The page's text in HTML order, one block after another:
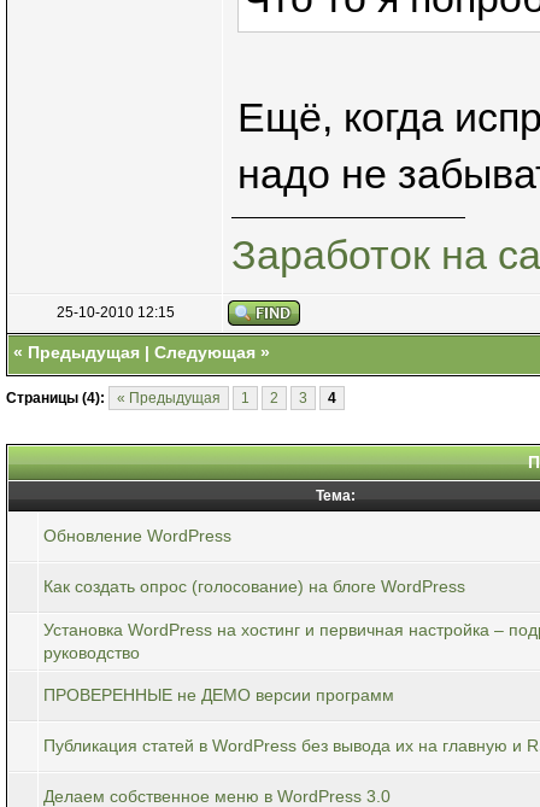
Ещё, когда
надо не
Заработок на
25-10-2010 12:15
« Предыдущая | Следующая »
Страницы (4): « Предыдущая 1 2 3 4
Тема:
Обновление WordPress
Как создать опрос (голосование) на блоге WordPress
Установка WordPress на хостинг и первичная настройка –
руководство
ПРОВЕРЕННЫЕ не ДЕМО версии программ
Публикация статей в WordPress без вывода их на главную и
Делаем собственное меню в WordPress 3.0